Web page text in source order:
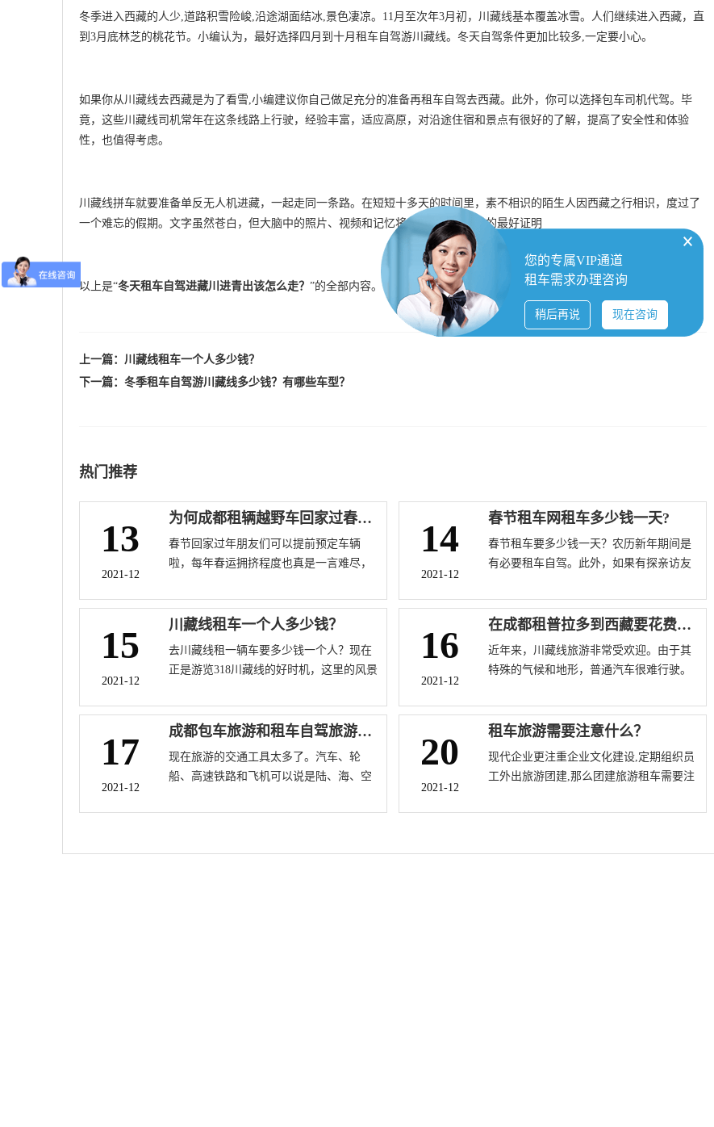
冬季进入西藏的人少,道路积雪险峻,沿途湖面结冰,景色凄凉。11月至次年3月初，川藏线基本覆盖冰雪。人们继续进入西藏，直
到3月底林芝的桃花节。小编认为，最好选择四月到十月租车自驾游川藏线。冬天自驾条件更加比较多,一定要小心。
如果你从川藏线去西藏是为了看雪,小编建议你自己做足充分的准备再租车自驾去西藏。此外，你可以选择包车司机代驾。毕
竟，这些川藏线司机常年在这条线路上行驶，经验丰富，适应高原，对沿途住宿和景点有很好的了解，提高了安全性和体验
性，也值得考虑。
川藏线拼车就要准备单反无人机进藏，一起走同一条路。在短短十多天的时间里，素不相识的陌生人因西藏之行相识，度过了
一个难忘的假期。文字虽然苍白，但大脑中的照片、视频和记忆将是这段快乐时光的最好证明
以上是“冬天租车自驾进藏川进青出该怎么走？ ”的全部内容。
上一篇： 川藏线租车一个人多少钱？
下一篇： 冬季租车自驾游川藏线多少钱？有哪些车型？
热门推荐
13
2021-12
为何成都租辆越野车回家过春节，可能比轿车还便宜
春节回家过年朋友们可以提前预定车辆
啦，每年春运拥挤程度也真是一言难尽，
场，人流量那是相当大，春节回家租什么
车性价比高，租金是多少钱一天？春节租
14
2021-12
春节租车网租车多少钱一天?
春节租车要多少钱一天？农历新年期间是
有必要租车自驾。此外，如果有探亲访友
是非常划算的。春节期间租车一天的费用
很难说，因为租车平台的价格不是固定
15
2021-12
川藏线租车一个人多少钱？
去川藏线租一辆车要多少钱一个人？现在
正是游览318川藏线的好时机，这里的风景
车费用，请跟随小编来了解。
16
2021-12
在成都租普拉多到西藏要花费多少钱？
近年来，川藏线旅游非常受欢迎。由于其
特殊的气候和地形，普通汽车很难行驶。
示出其固有的优势。因此，许多人从成都
租越野车前往西藏。普拉多是一款受欢迎
车型。让我们进一步了解一下在成都租普
17
2021-12
成都包车旅游和租车自驾旅游相比有哪些优势？
现在旅游的交通工具太多了。汽车、轮
船、高速铁路和飞机可以说是陆、海、空
我们也有其他的要求。例如，游览完这个
或者我们需要去其他景点，所以这时候租
20
2021-12
租车旅游需要注意什么？
现代企业更注重企业文化建设,定期组织员
工外出旅游团建,那么团建旅游租车需要注
要注意什么？"，解决旅游租车客户所要注
您的专属VIP通道
租车需求办理咨询
稍后再说 现在咨询